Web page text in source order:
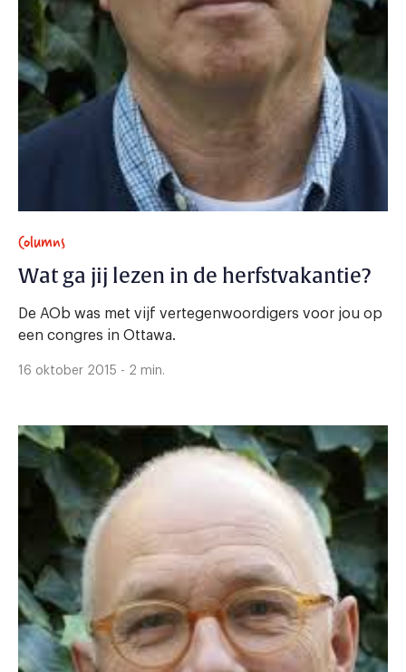
Columns
Wat ga jij lezen in de herfstvakantie?
De AOb was met vijf vertegenwoordigers voor jou op
een congres in Ottawa.
16 oktober 2015 - 2 min.